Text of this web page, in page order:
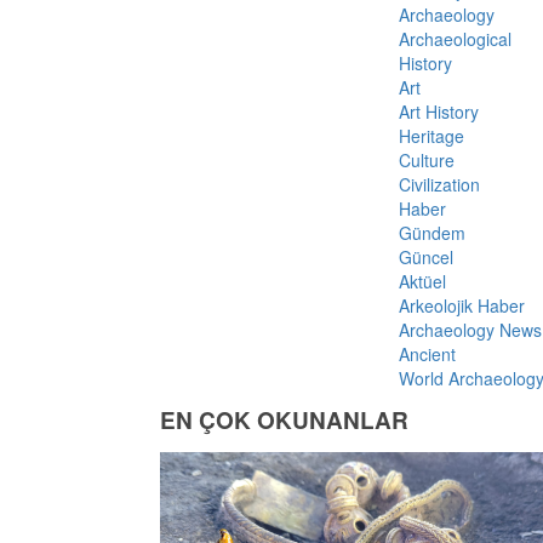
Archaeology
Archaeological
History
Art
Art History
Heritage
Culture
Civilization
Haber
Gündem
Güncel
Aktüel
Arkeolojik Haber
Archaeology News
Ancient
World Archaeology
EN ÇOK OKUNANLAR